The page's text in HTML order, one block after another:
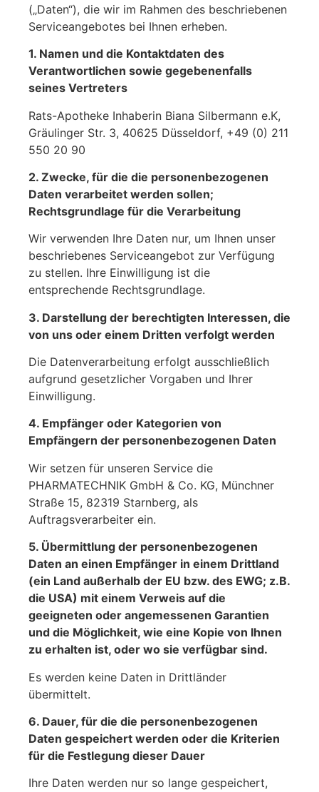
(„Daten“), die wir im Rahmen des beschriebenen
Serviceangebotes bei Ihnen erheben.
1. Namen und die Kontaktdaten des
Verantwortlichen sowie gegebenenfalls
seines Vertreters
Rats-Apotheke Inhaberin Biana Silbermann e.K,
Gräulinger Str. 3, 40625 Düsseldorf, +49 (0) 211
550 20 90
2. Zwecke, für die die personenbezogenen
Daten verarbeitet werden sollen;
Rechtsgrundlage für die Verarbeitung
Wir verwenden Ihre Daten nur, um Ihnen unser
beschriebenes Serviceangebot zur Verfügung
zu stellen. Ihre Einwilligung ist die
entsprechende Rechtsgrundlage.
3. Darstellung der berechtigten Interessen, die
von uns oder einem Dritten verfolgt werden
Die Datenverarbeitung erfolgt ausschließlich
aufgrund gesetzlicher Vorgaben und Ihrer
Einwilligung.
4. Empfänger oder Kategorien von
Empfängern der personenbezogenen Daten
Wir setzen für unseren Service die
PHARMATECHNIK GmbH & Co. KG, Münchner
Straße 15, 82319 Starnberg, als
Auftragsverarbeiter ein.
5. Übermittlung der personenbezogenen
Daten an einen Empfänger in einem Drittland
(ein Land außerhalb der EU bzw. des EWG; z.B.
die USA) mit einem Verweis auf die
geeigneten oder angemessenen Garantien
und die Möglichkeit, wie eine Kopie von Ihnen
zu erhalten ist, oder wo sie verfügbar sind.
Es werden keine Daten in Drittländer
übermittelt.
6. Dauer, für die die personenbezogenen
Daten gespeichert werden oder die Kriterien
für die Festlegung dieser Dauer
Ihre Daten werden nur so lange gespeichert,